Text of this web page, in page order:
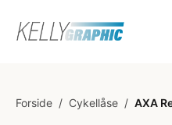
Forside / Cykellåse / AXA